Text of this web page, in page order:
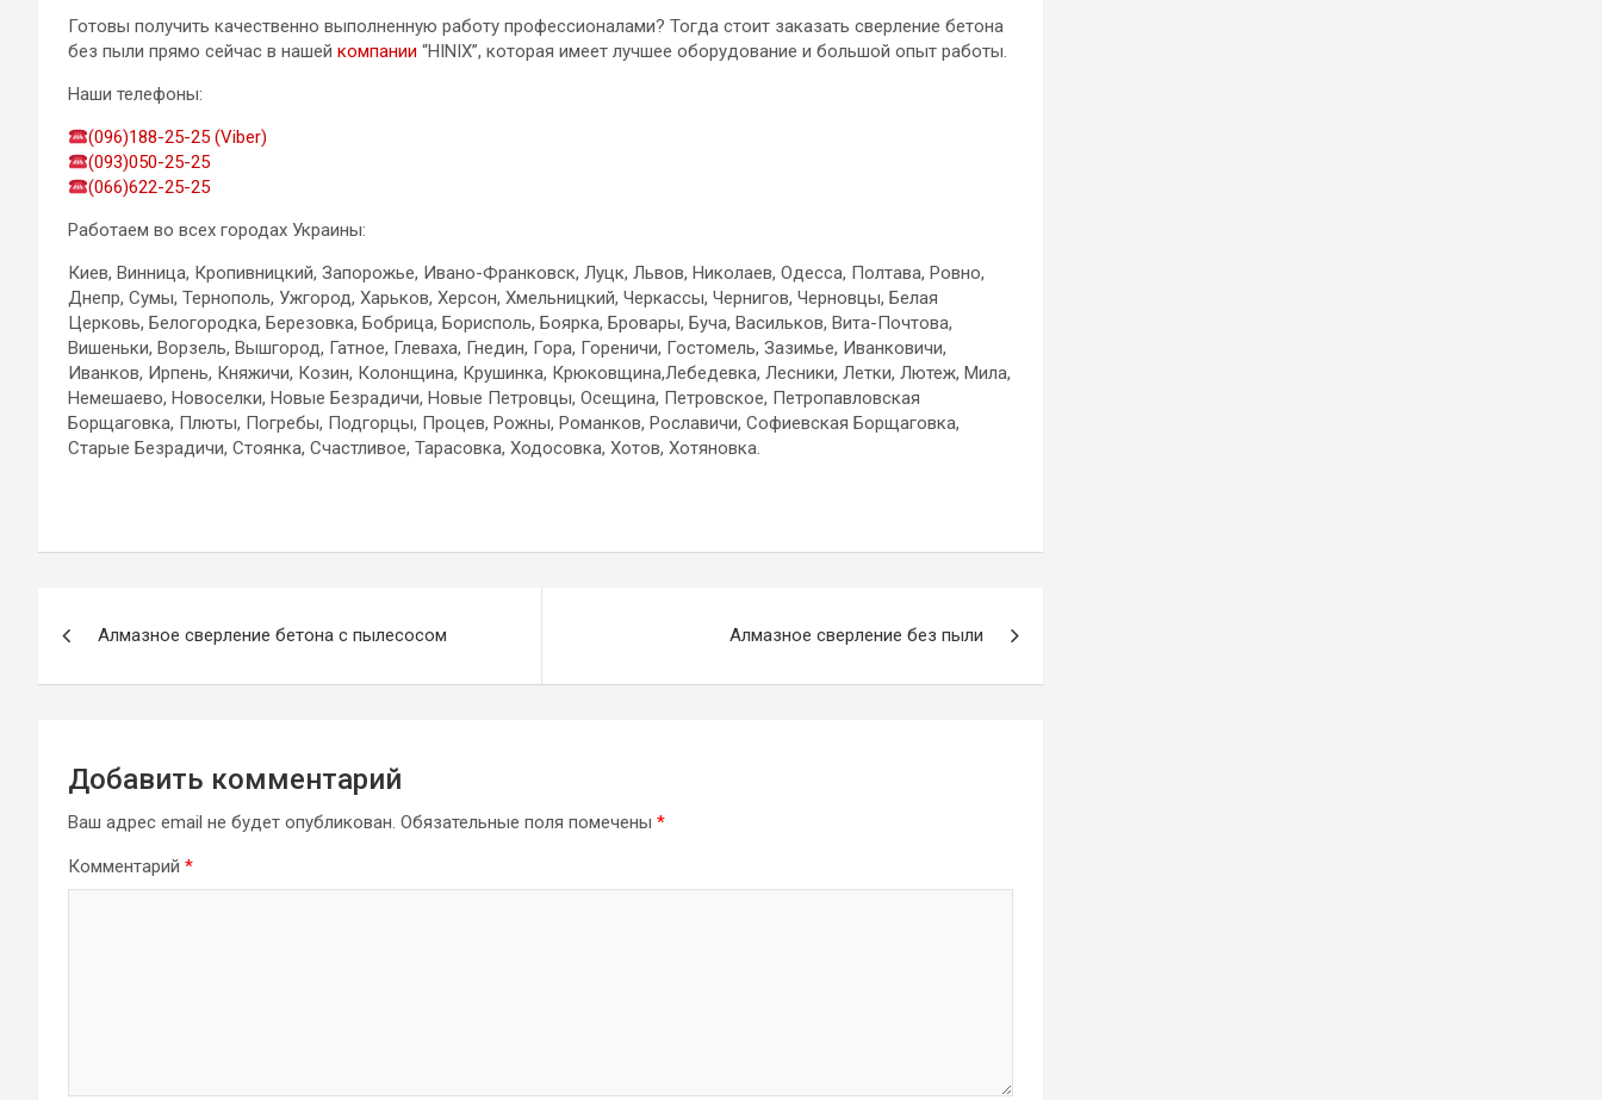
Готовы получить качественно выполненную работу профессионалами? Тогда стоит заказать сверление бетона
без пыли прямо сейчас в нашей компании “HINIX”, которая имеет лучшее оборудование и большой опыт работы.
Наши телефоны:
(096)188-25-25 (Viber)
(093)050-25-25
(066)622-25-25
Работаем во всех городах Украины:
Киев, Винница, Кропивницкий, Запорожье, Ивано-Франковск, Луцк, Львов, Николаев, Одесса, Полтава, Ровно,
Днепр, Сумы, Тернополь, Ужгород, Харьков, Херсон, Хмельницкий, Черкассы, Чернигов, Черновцы, Белая
Церковь, Белогородка, Березовка, Бобрица, Борисполь, Боярка, Бровары, Буча, Васильков, Вита-Почтова,
Вишеньки, Ворзель, Вышгород, Гатное, Глеваха, Гнедин, Гора, Гореничи, Гостомель, Зазимье, Иванковичи,
Иванков, Ирпень, Княжичи, Козин, Колонщина, Крушинка, Крюковщина,Лебедевка, Лесники, Летки, Лютеж, Мила,
Немешаево, Новоселки, Новые Безрадичи, Новые Петровцы, Осещина, Петровское, Петропавловская
Борщаговка, Плюты, Погребы, Подгорцы, Процев, Рожны, Романков, Рославичи, Софиевская Борщаговка,
Старые Безрадичи, Стоянка, Счастливое, Тарасовка, Ходосовка, Хотов, Хотяновка.
Алмазное сверление бетона с пылесосом Алмазное сверление без пыли
Добавить комментарий
Ваш адрес email не будет опубликован. Обязательные поля помечены *
Комментарий *